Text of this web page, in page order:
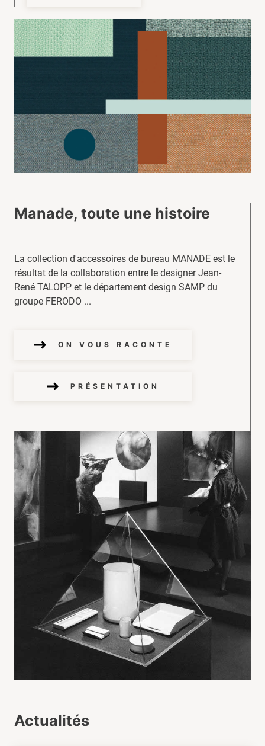
Manade, toute une histoire
La collection d'accessoires de bureau MANADE est le
résultat de la collaboration entre le designer Jean-
René TALOPP et le département design SAMP du
groupe FERODO ...
ON VOUS RACONTE
PRÉSENTATION
Actualités